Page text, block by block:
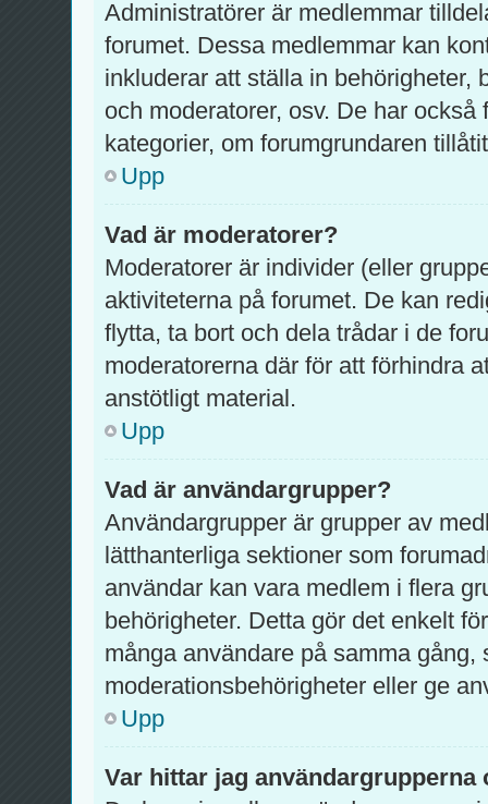
Administratörer är medlemmar
forumet. Dessa medlemmar kan
inkluderar att ställa in behörigheter,
och moderatorer, osv. De har
kategorier, om forumgrundaren
Upp
Vad är moderatorer?
Moderatorer är individer (eller
aktiviteterna på forumet. De kan
flytta, ta bort och dela trådar i de
moderatorerna där för att förhindra
anstötligt material.
Upp
Vad är användargrupper?
Användargrupper är grupper av
lätthanterliga sektioner som
användar kan vara medlem i flera
behörigheter. Detta gör det enkelt
många användare på samma
moderationsbehörigheter eller ge
Upp
Var hittar jag användargrupperna